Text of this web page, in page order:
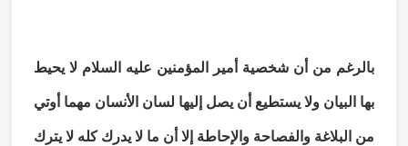
بالرغم من أن شخصية أمير المؤمنين عليه السلام لا يحيط
بها البيان ولا يستطيع أن يصل إليها لسان الأنسان مهما أوتي
من البلاغة والفصاحة والإحاطة إلا أن ما لا يدرك كله لا يترك